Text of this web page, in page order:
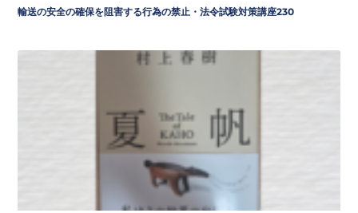
輸送の安全の確保を阻害する行為の禁止・法令試験対策講座230